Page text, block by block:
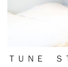
ＴＵＮＥ Ｓ